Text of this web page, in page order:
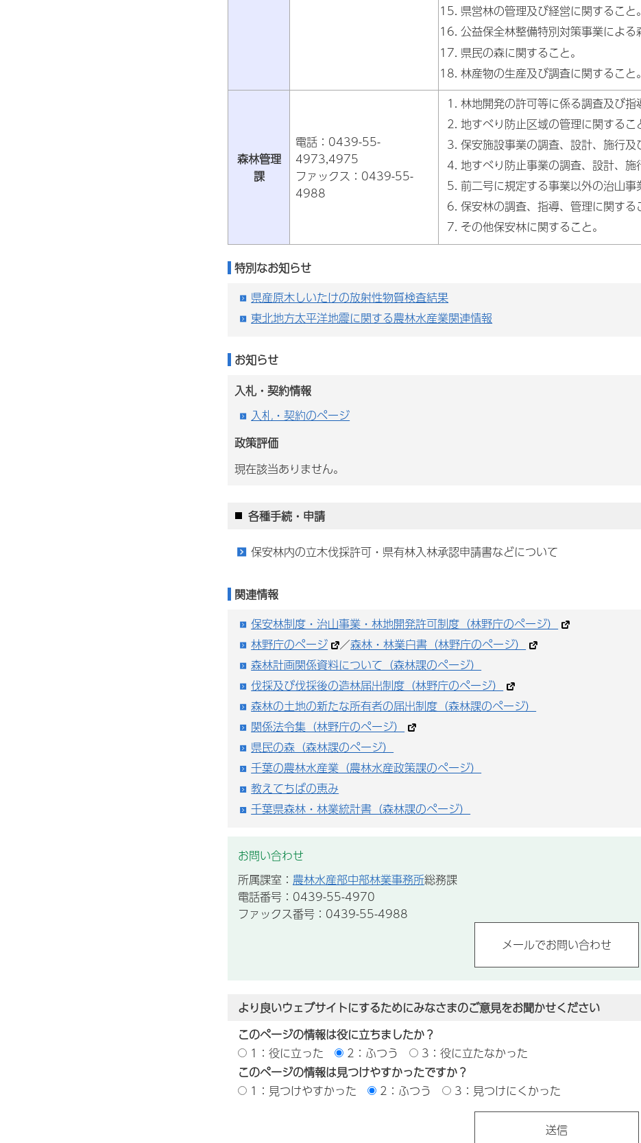
県営林の管理及び経営に関すること。
公益保全林整備特別対策事業による
県民の森に関すること。
林産物の生産及び調査に関すること。
森林管理
課
電話：0439-55-
4973,4975
ファックス：0439-55-
4988
林地開発の許可等に係る調査及び指
地すべり防止区域の管理に関するこ
保安施設事業の調査、設計、施行及
地すべり防止事業の調査、設計、施
前二号に規定する事業以外の治山事
保安林の調査、指導、管理に関する
その他保安林に関すること。
特別なお知らせ
県産原木しいたけの放射性物質検査結果
東北地方太平洋地震に関する農林水産業関連情報
お知らせ
入札・契約情報
入札・契約のページ
政策評価
現在該当ありません。
各種手続・申請
保安林内の立木伐採許可・県有林入林承認申請書などについて
関連情報
保安林制度・治山事業・林地開発許可制度（林野庁のページ）
林野庁のページ
／森林・林業白書（林野庁のページ）
森林計画関係資料について（森林課のページ）
伐採及び伐採後の造林届出制度（林野庁のページ）
森林の土地の新たな所有者の届出制度（森林課のページ）
関係法令集（林野庁のページ）
県民の森（森林課のページ）
千葉の農林水産業（農林水産政策課のページ）
教えてちばの恵み
千葉県森林・林業統計書（森林課のページ）
お問い合わせ
所属課室： 農林水産部中部林業事務所総務課
電話番号：0439-55-4970
ファックス番号：0439-55-4988
より良いウェブサイトにするためにみなさまのご意見をお聞かせください
このページの情報は役に立ちましたか？
1：役に立った
2：ふつう
3：役に立たなかった
このページの情報は見つけやすかったですか？
1：見つけやすかった
2：ふつう 3：見つけにくかった